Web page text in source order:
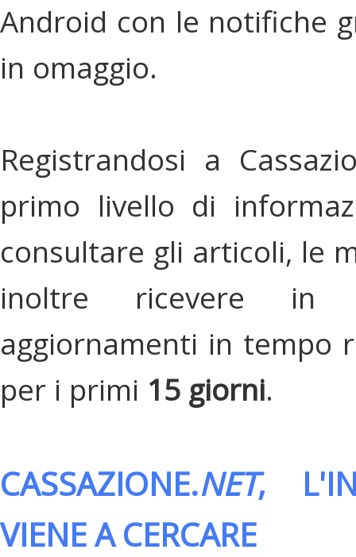
Android con le notifiche
in omaggio.
Registrandosi a
primo livello di
consultare gli articoli, le
inoltre ricevere in
aggiornamenti in tempo
per i primi 15 giorni.
CASSAZIONE.NET,
VIENE A CERCARE